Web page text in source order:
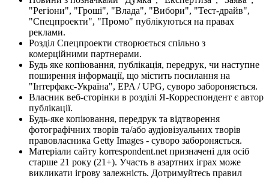
"Регіони", "Гроші", "Влада", "Вибори", "Тест-драйв",
"Спецпроекти", "Промо" публікуються на правах
реклами.
Розділ Спецпроекти створюється спільно з
комерційними партнерами.
Будь яке копіювання, публікація, передрук, чи наступне
поширення інформації, що містить посилання на
"Інтерфакс-Україна", EPA / UPG, суворо забороняється.
Власник веб-сторінки в розділі Я-Корреспондент є автор
публікації.
Будь-яке копіювання, передрук та відтворення
фотографічних творів та/або аудіовізуальних творів
правовласника Getty Images - суворо забороняється.
Матеріали сайту korrespondent.net призначені для осіб
старше 21 року (21+). Участь в азартних іграх може
викликати ігрову залежність. Дотримуйтесь правил